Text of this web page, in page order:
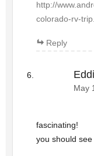
http://
colorado-rv-
Reply
May
fascinating!
you should